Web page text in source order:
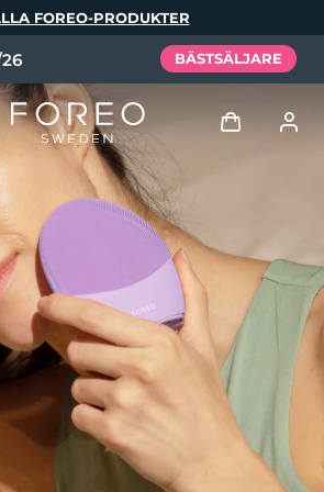
FOREO-PRODUKTER
BÄSTSÄLJARE
Användarprofil
Mina enheter
Mina beställningar
Mina adresser
Mina prenumerationer
Tech Elixir
Set
Deutsch
Español
Italiano
Português
Svenska
Русский
简体中文 繁體中文